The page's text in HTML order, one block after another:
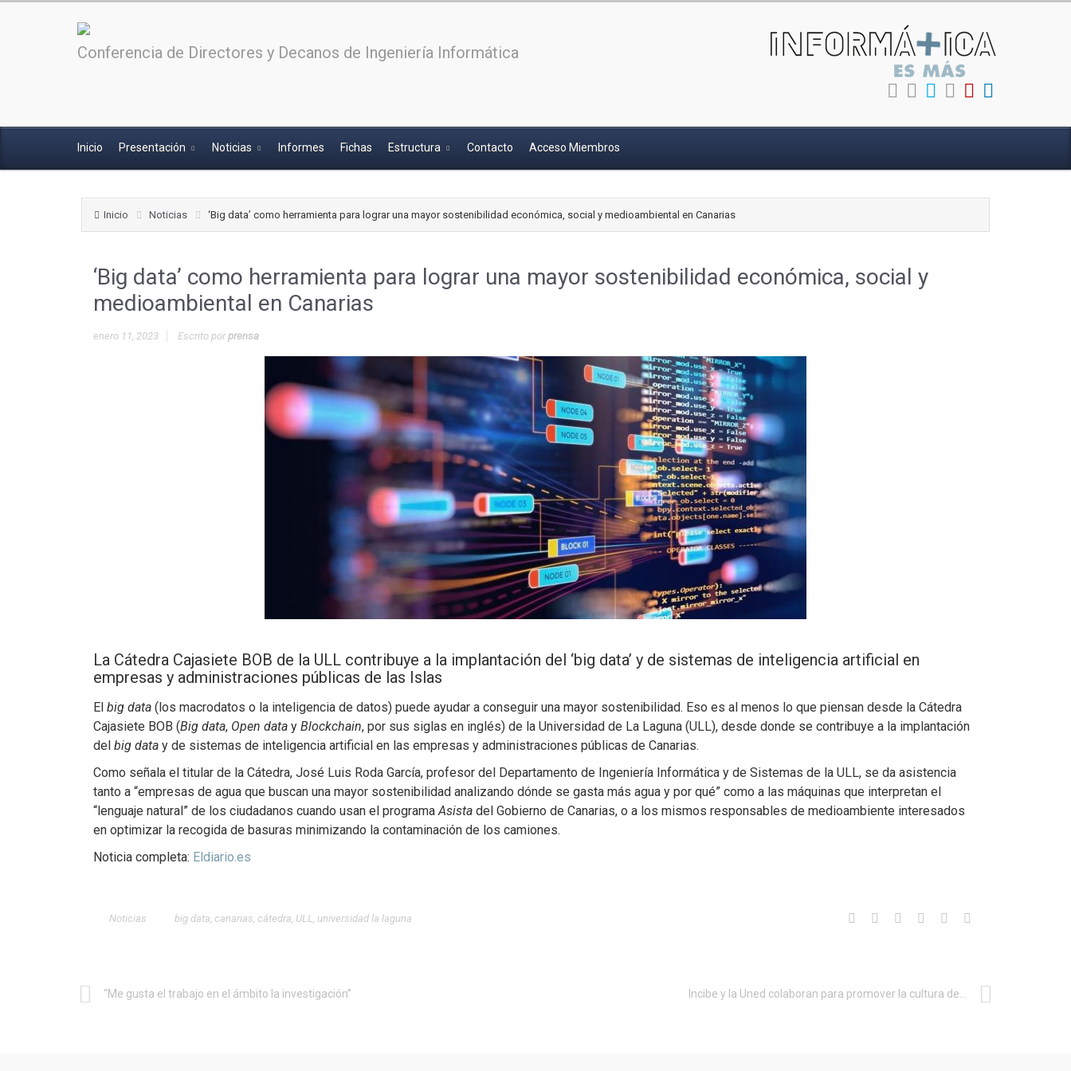
Conferencia de Directores y Decanos de Ingeniería Informática
Inicio Presentación Noticias Informes Fichas Estructura Contacto Acceso Miembros
Inicio Noticias ‘Big data’ como herramienta para lograr una mayor sostenibilidad económica, social y medioambiental en Canarias
‘Big data’ como herramienta para lograr una mayor sostenibilidad económica, social y
medioambiental en Canarias
enero 11, 2023 Escrito porprensa
La Cátedra Cajasiete BOB de la ULL contribuye a la implantación del ‘big data’ y de sistemas de inteligencia artificial en
empresas y administraciones públicas de las Islas
El big data (los macrodatos o la inteligencia de datos) puede ayudar a conseguir una mayor sostenibilidad. Eso es al menos lo que piensan desde la Cátedra
Cajasiete BOB (Big data, Open data y Blockchain, por sus siglas en inglés) de la Universidad de La Laguna (ULL), desde donde se contribuye a la implantación
del big data y de sistemas de inteligencia artificial en las empresas y administraciones públicas de Canarias.
Como señala el titular de la Cátedra, José Luis Roda García, profesor del Departamento de Ingeniería Informática y de Sistemas de la ULL, se da asistencia
tanto a “empresas de agua que buscan una mayor sostenibilidad analizando dónde se gasta más agua y por qué” como a las máquinas que interpretan el
“lenguaje natural” de los ciudadanos cuando usan el programa Asista del Gobierno de Canarias, o a los mismos responsables de medioambiente interesados
en optimizar la recogida de basuras minimizando la contaminación de los camiones.
Noticia completa: Eldiario.es
Noticias big data canarias cátedra ULL universidad la laguna
“Me gusta el trabajo en el ámbito la investigación”